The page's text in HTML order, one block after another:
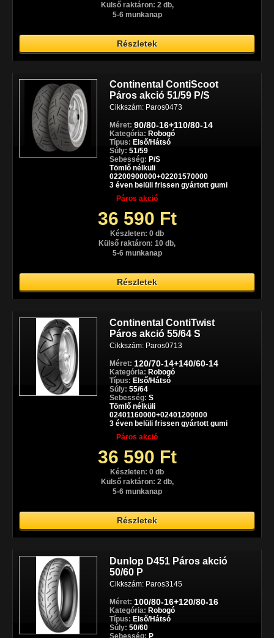
Külső raktáron: 2 db,
5-6 munkanap
Részletek
Continental ContiScoot
Páros akció 51/59 P/S
Cikkszám: Paros0473
Méret: 90/80-16+110/80-14
Kategória: Robogó
Típus: Első/Hátsó
Súly: 51/59
Sebesség: P/S
Tömlő nélküli
02200900000+02201570000
3 éven belüli frissen gyártott gumi
Páros akció
36 590 Ft
Készleten: 0 db
Külső raktáron: 10 db,
5-6 munkanap
Részletek
Continental ContiTwist
Páros akció 55/64 S
Cikkszám: Paros0713
Méret: 120/70-14+140/60-14
Kategória: Robogó
Típus: Első/Hátsó
Súly: 55/64
Sebesség: S
Tömlő nélküli
02401160000+02401200000
3 éven belüli frissen gyártott gumi
Páros akció
36 590 Ft
Készleten: 0 db
Külső raktáron: 2 db,
5-6 munkanap
Részletek
Dunlop D451 Páros akció
50/60 P
Cikkszám: Paros3145
Méret: 100/80-16+120/80-16
Kategória: Robogó
Típus: Első/Hátsó
Súly: 50/60
Sebesség: P